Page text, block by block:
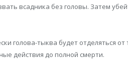
всадника без головы. Затем
голова-тыква будет отделяться от
действия до полной смерти.